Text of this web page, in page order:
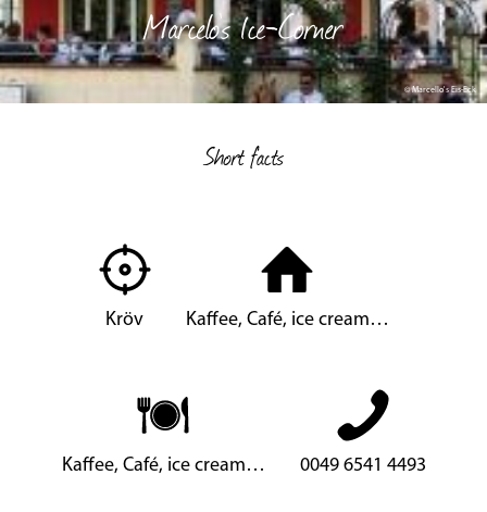
© Marcello's Eis-Eck
Marcelo's Ice-Corner
Short facts
Kröv Kaffee, Café, ice cream…
Kaffee, Café, ice cream… 0049 6541 4493